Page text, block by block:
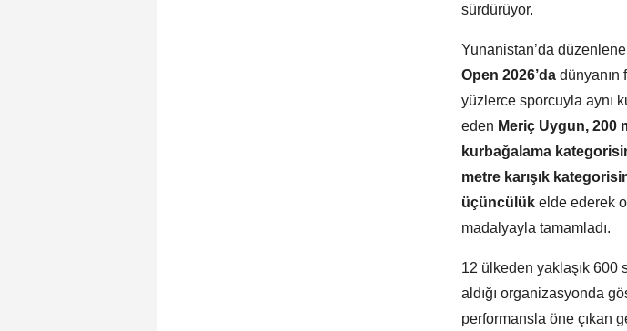
sürdürüyor.
Yunanistan’da
Open 2026’da dünyanın
yüzlerce sporcuyla aynı
eden Meriç Uygun, 200
kurbağalama
metre karışık
üçüncülük elde ederek
madalyayla tamamladı.
12 ülkeden yaklaşık 600
aldığı organizasyonda
performansla öne çıkan